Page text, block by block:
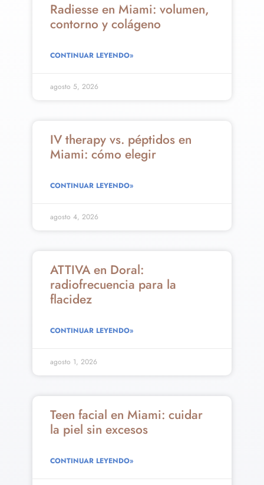
Radiesse en Miami: volumen,
contorno y colágeno
CONTINUAR LEYENDO»
agosto 5, 2026
IV therapy vs. péptidos en
Miami: cómo elegir
CONTINUAR LEYENDO»
agosto 4, 2026
ATTIVA en Doral:
radiofrecuencia para la
flacidez
CONTINUAR LEYENDO»
agosto 1, 2026
Teen facial en Miami: cuidar
la piel sin excesos
CONTINUAR LEYENDO»